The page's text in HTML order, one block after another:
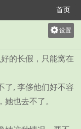
首页
设置
大
小
的长假，只能窝在
了, 李侈他们好不容
也去不了。